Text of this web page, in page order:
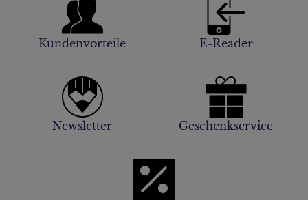
Kundenvorteile E-Reader
Newsletter Geschenkservice